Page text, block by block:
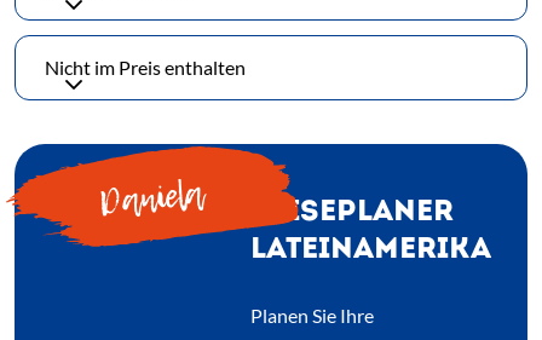
Nicht im Preis enthalten
Daniela
REISEPLANER
LATEINAMERIKA
Planen Sie Ihre